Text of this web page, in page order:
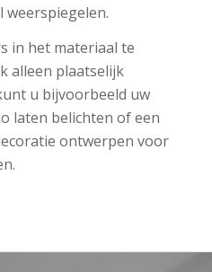
weerspiegelen.
in het materiaal te
alleen plaatselijk
u bijvoorbeeld uw
laten belichten of een
ontwerpen voor